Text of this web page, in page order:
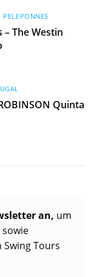
PELEPONNES
The Westin
Quinta
an, um
Tours